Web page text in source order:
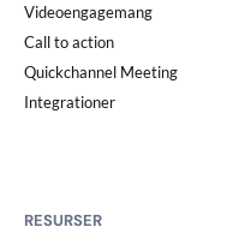
Videoengagemang
Call to action
Quickchannel Meeting
Integrationer
RESURSER